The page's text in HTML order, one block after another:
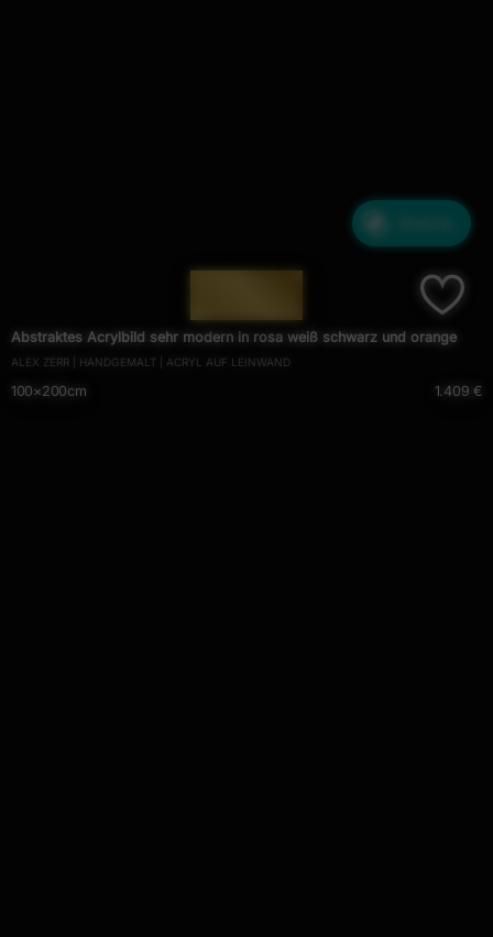
Abstraktes Acrylbild sehr modern in rosa weiß schwarz und orange
ALEX ZERR | HANDGEMALT | ACRYL AUF LEINWAND
100×200cm 1.409 €